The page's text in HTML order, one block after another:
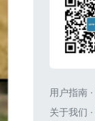
用户指南 ·
关于我们 ·